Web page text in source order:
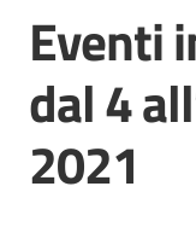
Amministrazione
Novità
Servizi
Salta al contenuto
Eventi
dal 4
2021